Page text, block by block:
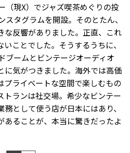
（現X）でジャズ喫茶めぐりの投
タグラムを開設。そのとたん、
な反響がありました。正直、これ
ことでした。そうするうちに、
ブームとビンテージオーディオ
に気がつきました。海外では高価
プライベートな空間で楽しむもの
トランは社交場。希少なビンテー
として使う店が日本にはあり、
あることが、本当に驚きだったよ